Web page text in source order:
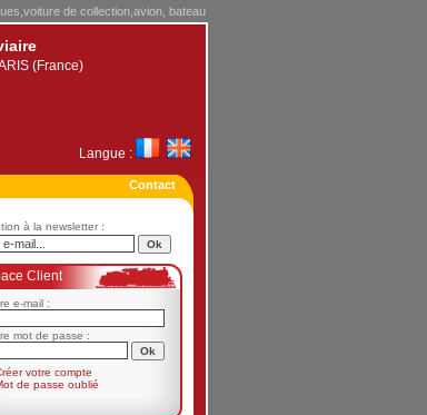
de collection,avion, bateau
(France)
Langue :
Contact
à la newsletter :
Client
e-mail :
mot de passe :
votre compte
de passe oublié